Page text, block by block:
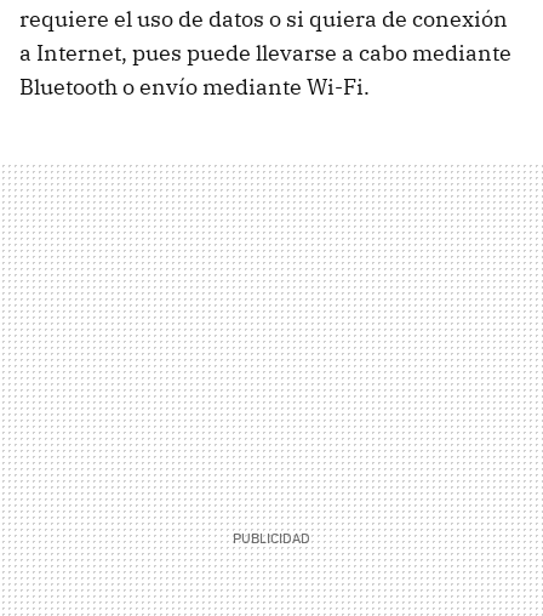
requiere el uso de datos o si quiera de conexión
a Internet, pues puede llevarse a cabo mediante
Bluetooth o envío mediante Wi-Fi.